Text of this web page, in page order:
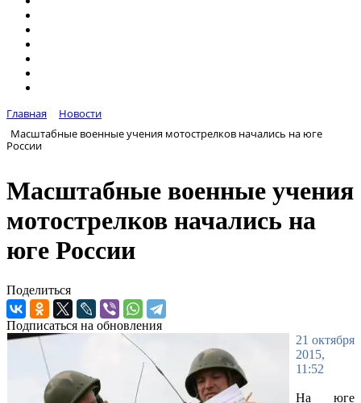
Главная
Новости
Масштабные военные учения мотострелков начались на юге
России
Масштабные военные учения
мотострелков начались на
юге России
Поделиться
Подписаться на обновления
21 октября
2015,
11:52
На юге